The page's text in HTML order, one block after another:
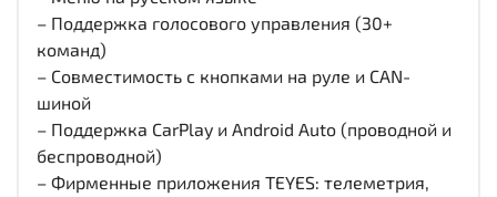
– Поддержка голосового управления (30+
команд)
– Совместимость с кнопками на руле и CAN-
шиной
– Поддержка CarPlay и Android Auto (проводной и
беспроводной)
– Фирменные приложения TEYES: телеметрия,